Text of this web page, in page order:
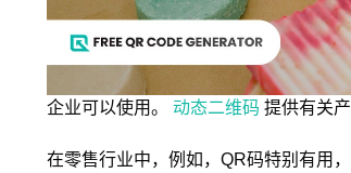
企业可以使用。 动态二维码 提供有关
在零售行业中，例如，QR码特别有用